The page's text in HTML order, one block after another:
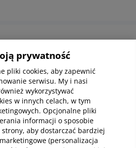
online
Kup online
prywatność
pliki cookies, aby zapewnić
serwisu. My i nasi
wykorzystywać
w innych celach, w tym
Opcjonalne pliki
informacji o sposobie
aby dostarczać bardziej
(personalizacja